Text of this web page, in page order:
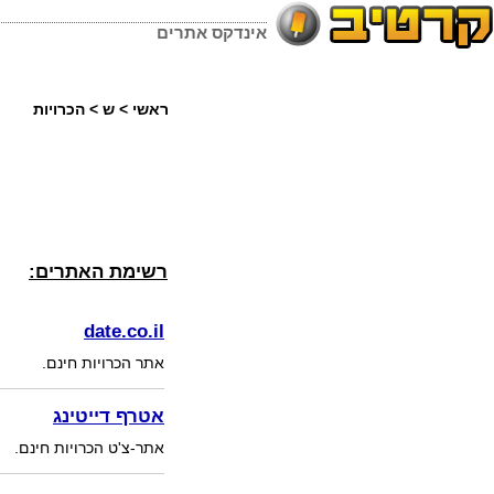
אינדקס אתרים
ראשי > ש > הכרויות
רשימת האתרים:
date.co.il
אתר הכרויות חינם.
אטרף דייטינג
אתר-צ'ט הכרויות חינם.